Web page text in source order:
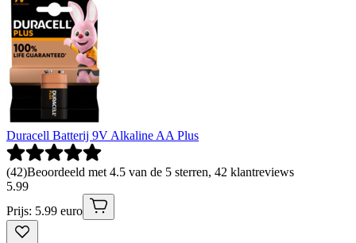
Duracell Batterij 9V Alkaline AA Plus
(42)Beoordeeld met 4.5 van de 5 sterren, 42 klantreviews
5.99
Prijs: 5.99 euro